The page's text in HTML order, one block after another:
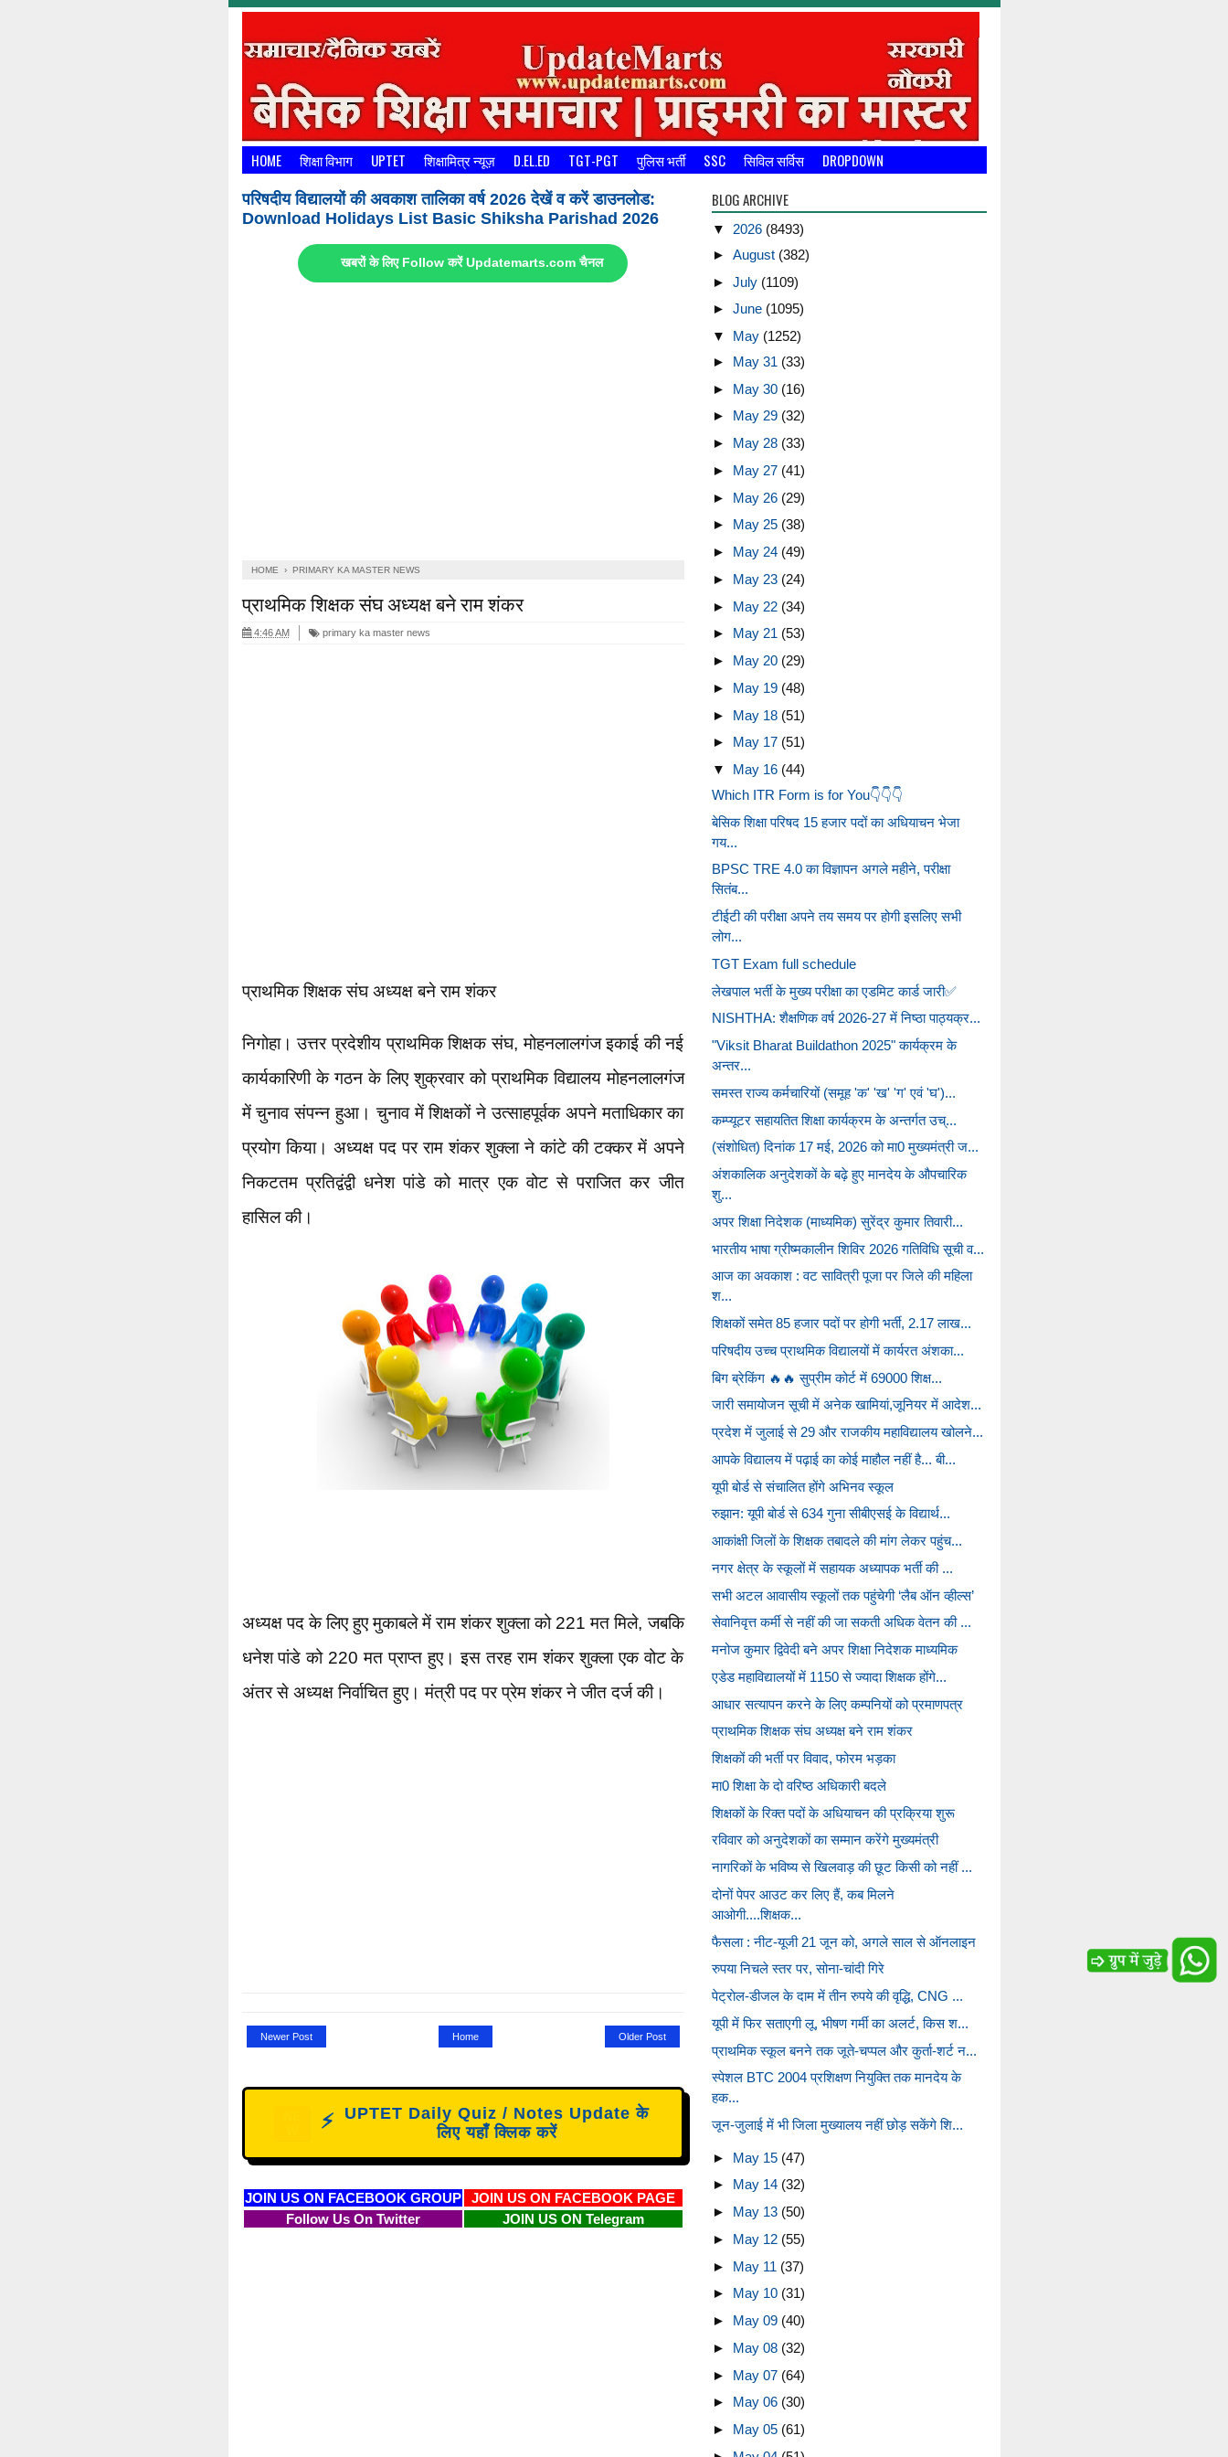
HOME शिक्षा विभाग UPTET शिक्षामित्र न्यूज़ D.EL.ED TGT-PGT पुलिस भर्ती SSC सिविल सर्विस DROPDOWN
परिषदीय विद्यालयों की अवकाश तालिका वर्ष 2026 देखें व करें डाउनलोड:
Download Holidays List Basic Shiksha Parishad 2026
खबरों के लिए Follow करें Updatemarts.com चैनल
HOME › PRIMARY KA MASTER NEWS
प्राथमिक शिक्षक संघ अध्यक्ष बने राम शंकर
4:46 AM primary ka master news
प्राथमिक शिक्षक संघ अध्यक्ष बने राम शंकर
निगोहा। उत्तर प्रदेशीय प्राथमिक शिक्षक संघ, मोहनलालगंज इकाई की नई
कार्यकारिणी के गठन के लिए शुक्रवार को प्राथमिक विद्यालय मोहनलालगंज
में चुनाव संपन्न हुआ। चुनाव में शिक्षकों ने उत्साहपूर्वक अपने मताधिकार का
प्रयोग किया। अध्यक्ष पद पर राम शंकर शुक्ला ने कांटे की टक्कर में अपने
निकटतम प्रतिद्वंद्वी धनेश पांडे को मात्र एक वोट से पराजित कर जीत
हासिल की।
अध्यक्ष पद के लिए हुए मुकाबले में राम शंकर शुक्ला को 221 मत मिले, जबकि
धनेश पांडे को 220 मत प्राप्त हुए। इस तरह राम शंकर शुक्ला एक वोट के
अंतर से अध्यक्ष निर्वाचित हुए। मंत्री पद पर प्रेम शंकर ने जीत दर्ज की।
Newer Post Older Post
Home
⚡
UPTET Daily Quiz / Notes Update के
लिए यहाँ क्लिक करें
JOIN US ON FACEBOOK GROUP
JOIN US ON FACEBOOK PAGE
Follow Us On Twitter
JOIN US ON Telegram
BLOG ARCHIVE
▼ 2026 (8493)
► August (382)
► July (1109)
► June (1095)
▼ May (1252)
► May 31 (33)
► May 30 (16)
► May 29 (32)
► May 28 (33)
► May 27 (41)
► May 26 (29)
► May 25 (38)
► May 24 (49)
► May 23 (24)
► May 22 (34)
► May 21 (53)
► May 20 (29)
► May 19 (48)
► May 18 (51)
► May 17 (51)
▼ May 16 (44)
Which ITR Form is for You👇👇👇
बेसिक शिक्षा परिषद 15 हजार पदों का अधियाचन भेजा
गय...
BPSC TRE 4.0 का विज्ञापन अगले महीने, परीक्षा
सितंब...
टीईटी की परीक्षा अपने तय समय पर होगी इसलिए सभी
लोग...
TGT Exam full schedule
लेखपाल भर्ती के मुख्य परीक्षा का एडमिट कार्ड जारी✅
NISHTHA: शैक्षणिक वर्ष 2026-27 में निष्ठा पाठ्यक्र...
"Viksit Bharat Buildathon 2025" कार्यक्रम के
अन्तर...
समस्त राज्य कर्मचारियों (समूह 'क' 'ख' 'ग' एवं 'घ')...
कम्प्यूटर सहायतित शिक्षा कार्यक्रम के अन्तर्गत उच्...
(संशोधित) दिनांक 17 मई, 2026 को मा0 मुख्‍यमंत्री ज...
अंशकालिक अनुदेशकों के बढ़े हुए मानदेय के औपचारिक
शु...
अपर शिक्षा निदेशक (माध्यमिक) सुरेंद्र कुमार तिवारी...
भारतीय भाषा ग्रीष्मकालीन शिविर 2026 गतिविधि सूची व...
आज का अवकाश : वट सावित्री पूजा पर जिले की महिला
श...
शिक्षकों समेत 85 हजार पदों पर होगी भर्ती, 2.17 लाख...
परिषदीय उच्च प्राथमिक विद्यालयों में कार्यरत अंशका...
बिग ब्रेकिंग 🔥🔥 सुप्रीम कोर्ट में 69000 शिक्ष...
जारी समायोजन सूची में अनेक खामियां,जूनियर में आदेश...
प्रदेश में जुलाई से 29 और राजकीय महाविद्यालय खोलने...
आपके विद्यालय में पढ़ाई का कोई माहौल नहीं है... बी...
यूपी बोर्ड से संचालित होंगे अभिनव स्कूल
रुझान: यूपी बोर्ड से 634 गुना सीबीएसई के विद्यार्थ...
आकांक्षी जिलों के शिक्षक तबादले की मांग लेकर पहुंच...
नगर क्षेत्र के स्कूलों में सहायक अध्यापक भर्ती की ...
सभी अटल आवासीय स्कूलों तक पहुंचेगी ‘लैब ऑन व्हील्स’
सेवानिवृत्त कर्मी से नहीं की जा सकती अधिक वेतन की ...
मनोज कुमार द्विवेदी बने अपर शिक्षा निदेशक माध्यमिक
एडेड महाविद्यालयों में 1150 से ज्यादा शिक्षक होंगे...
आधार सत्यापन करने के लिए कम्पनियों को प्रमाणपत्र
प्राथमिक शिक्षक संघ अध्यक्ष बने राम शंकर
शिक्षकों की भर्ती पर विवाद, फोरम भड़का
मा0 शिक्षा के दो वरिष्ठ अधिकारी बदले
शिक्षकों के रिक्त पदों के अधियाचन की प्रक्रिया शुरू
रविवार को अनुदेशकों का सम्मान करेंगे मुख्यमंत्री
नागरिकों के भविष्य से खिलवाड़ की छूट किसी को नहीं ...
दोनों पेपर आउट कर लिए हैं, कब मिलने
आओगी....शिक्षक...
फैसला : नीट-यूजी 21 जून को, अगले साल से ऑनलाइन
रुपया निचले स्तर पर, सोना-चांदी गिरे
पेट्राेल-डीजल के दाम में तीन रुपये की वृद्धि, CNG ...
यूपी में फिर सताएगी लू, भीषण गर्मी का अलर्ट, किस श...
प्राथमिक स्कूल बनने तक जूते-चप्पल और कुर्ता-शर्ट न...
स्पेशल BTC 2004 प्रशिक्षण नियुक्ति तक मानदेय के
हक...
जून-जुलाई में भी जिला मुख्यालय नहीं छोड़ सकेंगे शि...
► May 15 (47)
► May 14 (32)
► May 13 (50)
► May 12 (55)
► May 11 (37)
► May 10 (31)
► May 09 (40)
► May 08 (32)
► May 07 (64)
► May 06 (30)
► May 05 (61)